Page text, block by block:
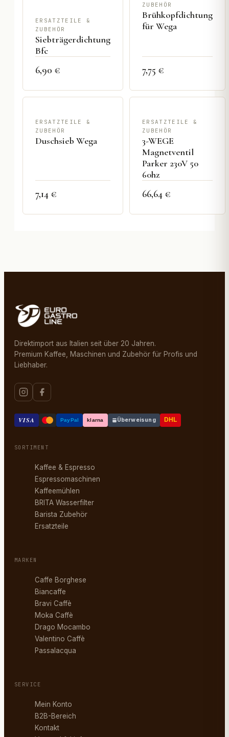
ERSATZTEILE &
ZUBEHÖR
Siebträgerdichtung
Bfc
6,90 €
ZUBEHÖR
Brühkopfdichtung
für Wega
7,75 €
ERSATZTEILE &
ZUBEHÖR
Duschsieb Wega
7,14 €
ERSATZTEILE &
ZUBEHÖR
3-WEGE
Magnetventil
Parker 230V 50
60hz
66,64 €
Direktimport aus Italien seit über 20 Jahren.
Premium Kaffee, Maschinen und Zubehör für Profis und
Liebhaber.
VISA PayPal klarna Überweisung DHL
SORTIMENT
Kaffee & Espresso
Espressomaschinen
Kaffeemühlen
BRITA Wasserfilter
Barista Zubehör
Ersatzteile
MARKEN
Caffe Borghese
Biancaffe
Bravi Caffè
Moka Caffè
Drago Mocambo
Valentino Caffè
Passalacqua
SERVICE
Mein Konto
B2B-Bereich
Kontakt